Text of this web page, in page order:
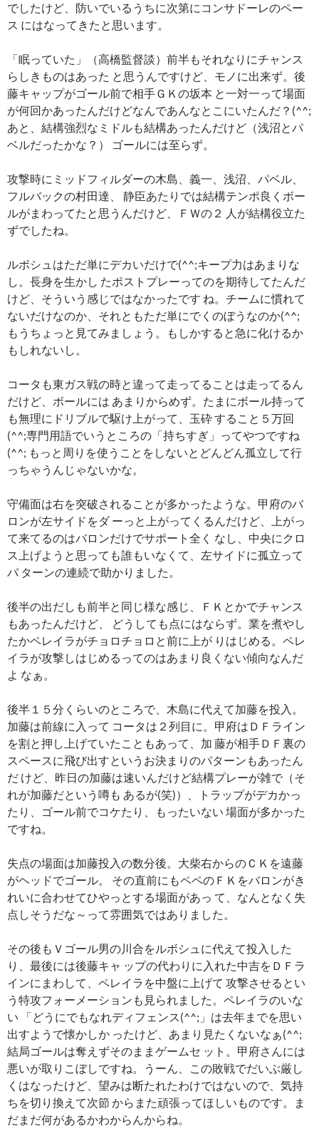
でしたけど、防いでいるうちに次第にコンサドーレのペー
ス にはなってきたと思います。
「眠っていた」（高橋監督談）前半もそれなりにチャンス
らしきものはあった と思うんですけど、モノに出来ず。後
藤キャップがゴール前で相手ＧＫの坂本 と一対一って場面
が何回かあったんだけどなんであんなとこにいたんだ？(^^;
あと、結構強烈なミドルも結構あったんだけど（浅沼とパ
ベルだったかな？） ゴールには至らず。
攻撃時にミッドフィルダーの木島、義一、浅沼、パベル、
フルバックの村田達、 静臣あたりでは結構テンポ良くボー
ルがまわってたと思うんだけど、ＦＷの２ 人が結構役立た
ずでしたね。
ルボシュはただ単にデカいだけで(^^;キープ力はあまりな
し。長身を生かし たポストプレーってのを期待してたんだ
けど、そういう感じではなかったです ね。チームに慣れて
ないだけなのか、それともただ単にでくのぼうなのか(^^;
もうちょっと見てみましょう。もしかすると急に化けるか
もしれないし。
コータも東ガス戦の時と違って走ってることは走ってるん
だけど、ボールには あまりからめず。たまにボール持って
も無理にドリブルで駆け上がって、玉砕 すること５万回
(^^;専門用語でいうところの「持ちすぎ」ってやつですね
(^^; もっと周りを使うことをしないとどんどん孤立して行
っちゃうんじゃないかな。
守備面は右を突破されることが多かったような。甲府のバ
ロンが左サイドをダ ーっと上がってくるんだけど、上がっ
て来てるのはバロンだけでサポート全く なし、中央にクロ
ス上げようと思っても誰もいなくて、左サイドに孤立って
パ ターンの連続で助かりました。
後半の出だしも前半と同じ様な感じ、ＦＫとかでチャンス
もあったんだけど、 どうしても点にはならず。業を煮やし
たかペレイラがチョロチョロと前に上が りはじめる。ペレ
イラが攻撃しはじめるってのはあまり良くない傾向なんだ
よ なぁ。
後半１５分くらいのところで、木島に代えて加藤を投入。
加藤は前線に入って コータは２列目に。甲府はＤＦライン
を割と押し上げていたこともあって、加 藤が相手ＤＦ裏の
スペースに飛び出すというお決まりのパターンもあったん
だ けど、昨日の加藤は速いんだけど結構プレーが雑で（そ
れが加藤だという噂も あるが(笑)）、トラップがデカかっ
たり、ゴール前でコケたり、もったいない 場面が多かった
ですね。
失点の場面は加藤投入の数分後。大柴右からのＣＫを遠藤
がヘッドでゴール。 その直前にもペペのＦＫをバロンがき
れいに合わせてひやっとする場面があっ て、なんとなく失
点しそうだな～って雰囲気ではありました。
その後もＶゴール男の川合をルボシュに代えて投入した
り、最後には後藤キャ ップの代わりに入れた中吉をＤＦラ
インにまわして、ペレイラを中盤に上げて 攻撃させるとい
う特攻フォーメーションも見られました。ペレイラのいな
い 「どうにでもなれディフェンス(^^;」は去年までを思い
出すようで懐かしか ったけど、あまり見たくないなぁ(^^;
結局ゴールは奪えずそのままゲームセ ット。甲府さんには
悪いが取りこぼしですね。うーん、この敗戦でだいぶ厳し
くはなったけど、望みは断たれたわけではないので、気持
ちを切り換えて次節 からまた頑張ってほしいものです。ま
だまだ何があるかわからんからね。